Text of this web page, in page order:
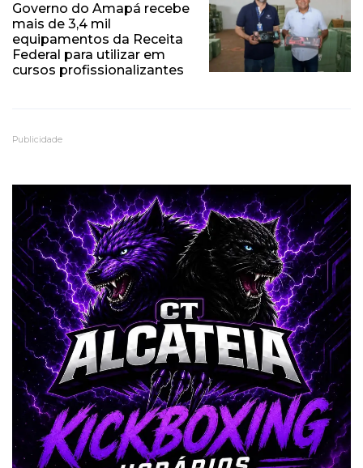
Governo do Amapá recebe
mais de 3,4 mil
equipamentos da Receita
Federal para utilizar em
cursos profissionalizantes
Publicidade